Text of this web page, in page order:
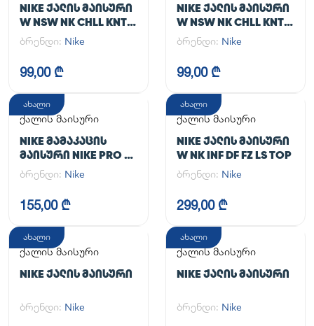
NIKE ᲥᲐᲚᲘᲡ ᲛᲐᲘᲡᲣᲠᲘ
W NSW NK CHLL KNT
MD CRP
ბრენდი: Nike
99,00 ₾
NIKE ᲥᲐᲚᲘᲡ ᲛᲐᲘᲡᲣᲠᲘ
W NSW NK CHLL KNT
MD CRP
ბრენდი: Nike
99,00 ₾
ახალი
ქალის მაისური
NIKE ᲛᲐᲛᲐᲙᲐᲪᲘᲡ
ᲛᲐᲘᲡᲣᲠᲘ NIKE PRO DF
365 CROP LS
ბრენდი: Nike
155,00 ₾
ახალი
ქალის მაისური
NIKE ᲥᲐᲚᲘᲡ ᲛᲐᲘᲡᲣᲠᲘ
W NK INF DF FZ LS TOP
ბრენდი: Nike
299,00 ₾
ახალი
ქალის მაისური
NIKE ᲥᲐᲚᲘᲡ ᲛᲐᲘᲡᲣᲠᲘ
ბრენდი: Nike
ახალი
ქალის მაისური
NIKE ᲥᲐᲚᲘᲡ ᲛᲐᲘᲡᲣᲠᲘ
ბრენდი: Nike